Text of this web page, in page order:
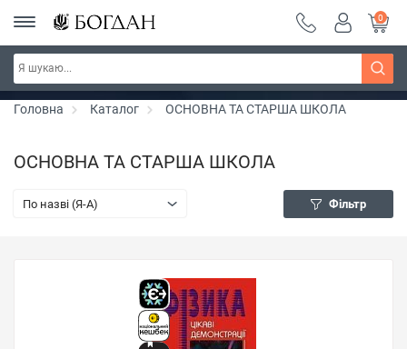
Серія "Чейзіана" ~ знижка 20%
0
Головна Каталог ОСНОВНА ТА СТАРША ШКОЛА
ОСНОВНА ТА СТАРША ШКОЛА
По назві (Я-А) Фільтр